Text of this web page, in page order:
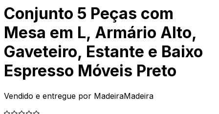
Conjunto 5 Peças com
Mesa em L, Armário Alto,
Gaveteiro, Estante e Baixo
Espresso Móveis Preto
Vendido e entregue por MadeiraMadeira